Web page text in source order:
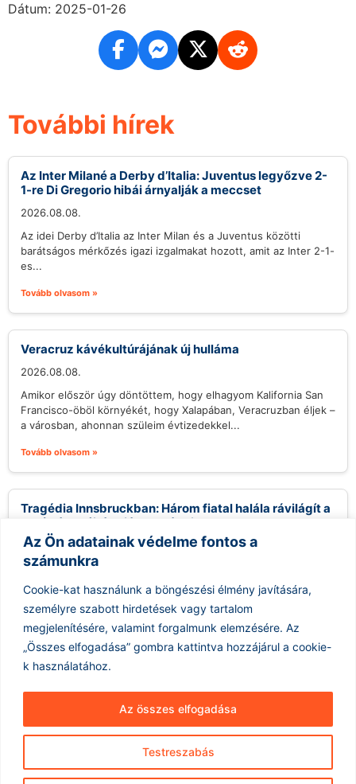
Az Ön adatainak védelme fontos a
számunkra
Cookie-kat használunk a böngészési élmény javítására,
személyre szabott hirdetések vagy tartalom
megjelenítésére, valamint forgalmunk elemzésére. Az
„Összes elfogadása” gombra kattintva hozzájárul a cookie-
k használatához.
Testreszabás
Az összes elfogadása
Dátum: 2025-01-26
További hírek
Az Inter Milané a Derby d’Italia: Juventus legyőzve 2-
1-re Di Gregorio hibái árnyalják a meccset
2026.08.08.
Az idei Derby d’Italia az Inter Milan és a Juventus közötti
barátságos mérkőzés igazi izgalmakat hozott, amit az Inter 2-1-
es...
Tovább olvasom »
Veracruz kávékultúrájának új hulláma
2026.08.08.
Amikor először úgy döntöttem, hogy elhagyom Kalifornia San
Francisco-öböl környékét, hogy Xalapában, Veracruzban éljek –
a városban, ahonnan szüleim évtizedekkel...
Tovább olvasom »
Tragédia Innsbruckban: Három fiatal halála rávilágít a
segítségnyújtás hiányosságaira
2026.08.08.
Innsbruck városát mélyen megrázta három kiskorú tragikus
halálesete, akik az illegális drogfogyasztás következtében
vesztették életüket alig néhány hét leforgása alatt....
Tovább olvasom »
Hírarchívum Impresszum ÁSZF